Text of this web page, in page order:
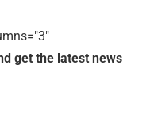
get the latest news